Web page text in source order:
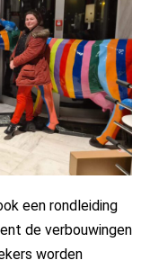
een rondleiding
de verbouwingen
worden